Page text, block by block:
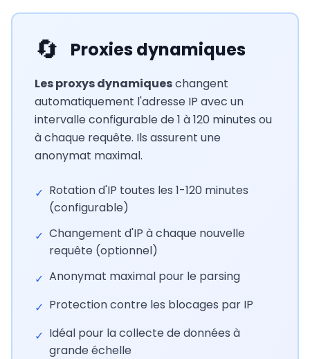
🔄 Proxies dynamiques
Les proxys dynamiqueschangent
automatiquement l'adresse IP avec un
intervalle configurable de 1 à 120 minutes ou
à chaque requête. Ils assurent une
anonymat maximal.
✓ Rotation d'IP toutes les 1-120 minutes
(configurable)
✓ Changement d'IP à chaque nouvelle
requête (optionnel)
✓ Anonymat maximal pour le parsing
✓ Protection contre les blocages par IP
✓ Idéal pour la collecte de données à
grande échelle